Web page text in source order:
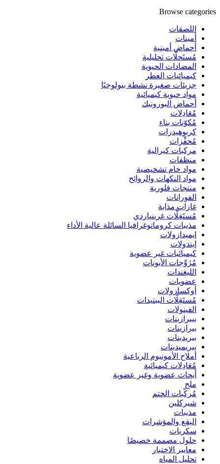
Browse categories
اللصقات
أمينات
أحماض أمينية
مُستَحلَّات تحليلية
المضادات الحيوية
كيميائيات العطر
جزيئات صغيرة نشطة بيولوجيًا
مواد حيوية كيميائية
أحماض البورونيك
مُعَادِلات
مُكوّنات بناء
كربوهيدرات
مُحفِّزات
مركبات كيرالية
منظفات
مواد خام تشخيصية
مواد النكهات والروائح
منتجات فلورية
الفورانات
غازات مذابة
مُستَقِلَّات غرينياردي
مذيبات كروماتوغرافيا السائلة عالية الأداء
إيميدازولات
إيندولات
كيميائيات غير عضوية
مُزَوِّجات الأيونات
الليغندات
عضويات
أوكسازولات
مُستَقِلَّات الببتيدات
الفينولات
بيبرازينات
بيرازينات
بيريدينات
بيريميدينات
أملاح الأمونيوم الرباعية
مُعَادِلات كيميائية
أبحاث عضوية وغير عضوية
ملح
مُركّبات الختم
شيركلين
مذيبات
البقع والمؤشرات
سكريات
حلول مصممة خصيصًا
معايير الاختبار
تحليل المياه